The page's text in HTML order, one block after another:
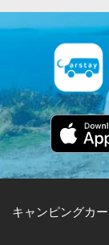
キャンピングカ